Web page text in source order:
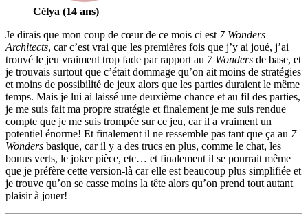
Célya (14 ans)
Je dirais que mon coup de cœur de ce mois ci est 7 Wonders
Architects, car c’est vrai que les premières fois que j’y ai joué, j’ai
trouvé le jeu vraiment trop fade par rapport au 7 Wonders de base, et
je trouvais surtout que c’était dommage qu’on ait moins de stratégies
et moins de possibilité de jeux alors que les parties duraient le même
temps. Mais je lui ai laissé une deuxième chance et au fil des parties,
je me suis fait ma propre stratégie et finalement je me suis rendue
compte que je me suis trompée sur ce jeu, car il a vraiment un
potentiel énorme! Et finalement il ne ressemble pas tant que ça au 7
Wonders basique, car il y a des trucs en plus, comme le chat, les
bonus verts, le joker pièce, etc… et finalement il se pourrait même
que je préfère cette version-là car elle est beaucoup plus simplifiée et
je trouve qu’on se casse moins la tête alors qu’on prend tout autant
plaisir à jouer!